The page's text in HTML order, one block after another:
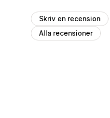
Skriv en recension
Alla recensioner